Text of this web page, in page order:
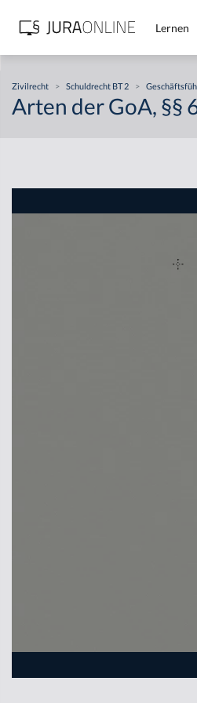
Lernen
Zivilrecht > Schuldrecht BT 2 >
Arten der GoA, §§